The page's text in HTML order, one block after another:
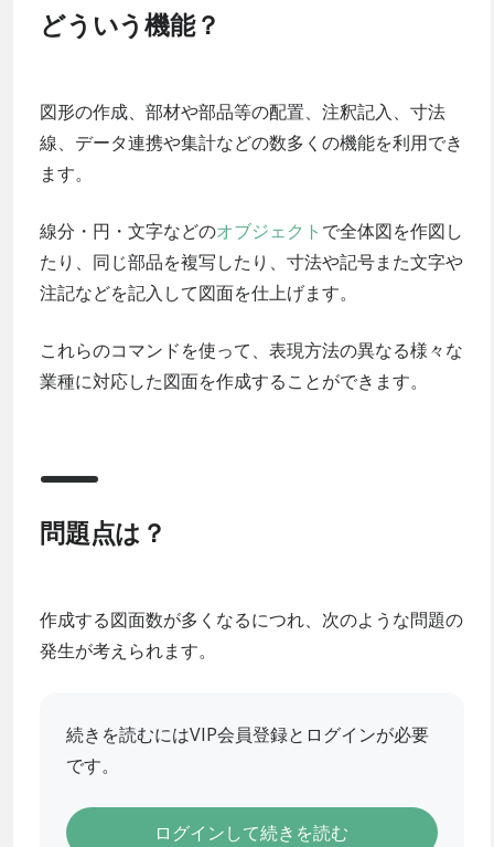
どういう機能？
図形の作成、部材や部品等の配置、注釈記入、寸法
線、データ連携や集計などの数多くの機能を利用でき
ます。
線分・円・文字などのオブジェクト で全体図を作図し
たり、同じ部品を複写したり、寸法や記号また文字や
注記などを記入して図面を仕上げます。
これらのコマンドを使って、表現方法の異なる様々な
業種に対応した図面を作成することができます。
問題点は？
作成する図面数が多くなるにつれ、次のような問題の
発生が考えられます。
続きを読むにはVIP会員登録とログインが必要
です。
ログインして続きを読む